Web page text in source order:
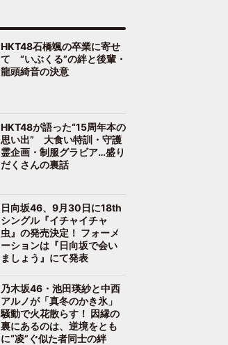
HKT48石橋颯の卒業に寄せ
て “いぶくる”の絆と後輩・
龍頭綺音の決意
HKT48が語った“15周年本の
思い出” 大食い特訓・守護
霊企画・制服グラビア…盛り
だくさんの裏話
日向坂46、9月30日に18th
シングル『イチャイチャ
虫』の発売決定！ フォーメ
ーションは『日向坂で会い
ましょう』にて発表
乃木坂46・池田瑛紗と中西
アルノが「真冬のかき氷」
騒動で火花散らす！ 因縁の
裏にあるのは、逆境をとも
に“凌”ぐ似た者同士の絆